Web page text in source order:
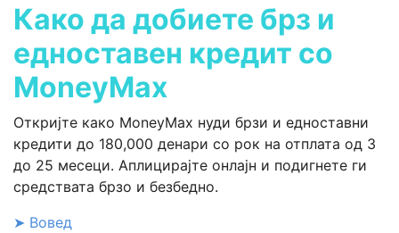
Како да добиете брз и
едноставен кредит со
MoneyMax
Откријте како MoneyMax нуди брзи и едноставни
кредити до 180,000 денари со рок на отплата од 3
до 25 месеци. Аплицирајте онлајн и подигнете ги
средствата брзо и безбедно.
➤ Вовед